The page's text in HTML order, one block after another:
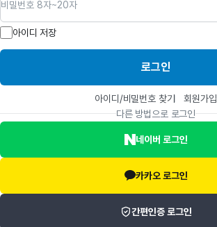
아이디 저장
로그인
아이디/비밀번호 찾기
회원가입
다른 방법으로 로그인
네이버 로그인
카카오 로그인
간편인증 로그인